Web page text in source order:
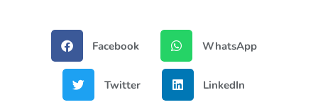
Facebook WhatsApp
Twitter LinkedIn